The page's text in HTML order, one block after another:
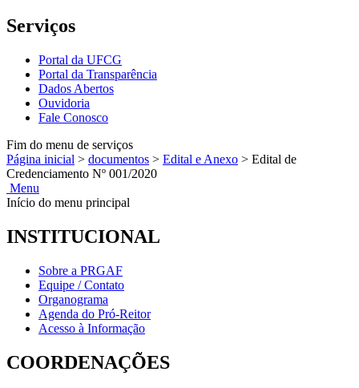
Serviços
Portal da UFCG
Portal da Transparência
Dados Abertos
Ouvidoria
Fale Conosco
Fim do menu de serviços
Página inicial > documentos > Edital e Anexo > Edital de
Credenciamento Nº 001/2020
Menu
Início do menu principal
INSTITUCIONAL
Sobre a PRGAF
Equipe / Contato
Organograma
Agenda do Pró-Reitor
Acesso à Informação
COORDENAÇÕES